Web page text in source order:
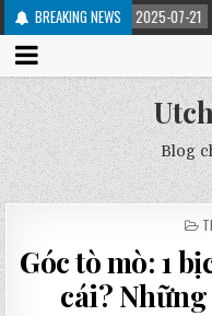
BREAKING NEWS
2025-07-21 Niềng Răng Mắc Cài
Blog
Góc tò mò: 1
cái?